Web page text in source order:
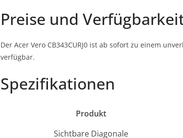
Preise und
Der Acer Vero CB343CURJ0 ist ab sofort zu einem
verfügbar.
Spezifikationen
Produkt
Sichtbare Diagonale